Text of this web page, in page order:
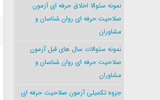
نمونه سئوالا اخلاق حرفه ای آزمون
صلاحیت حرفه ای روان شناسان و
مشاوران
نمونه سئوالات سال های قبل آزمون
صلاحیت حرفه ای روان شناسان و
مشاوران
جزوه تکمیلی آزمون صلاحیت حرفه ای